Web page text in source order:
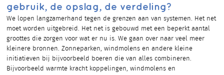
gebruik, de opslag, de verdeling?
We lopen langzamerhand tegen de grenzen aan van systemen. Het net
moet worden uitgebreid. Het net is gebouwd met een beperkt aantal
groottes die zorgen voor wat er nu is. We gaan over naar veel meer
kleinere bronnen. Zonneparken, windmolens en andere kleine
initiatieven bij bijvoorbeeld boeren die van alles combineren.
Bijvoorbeeld warmte kracht koppelingen, windmolens en